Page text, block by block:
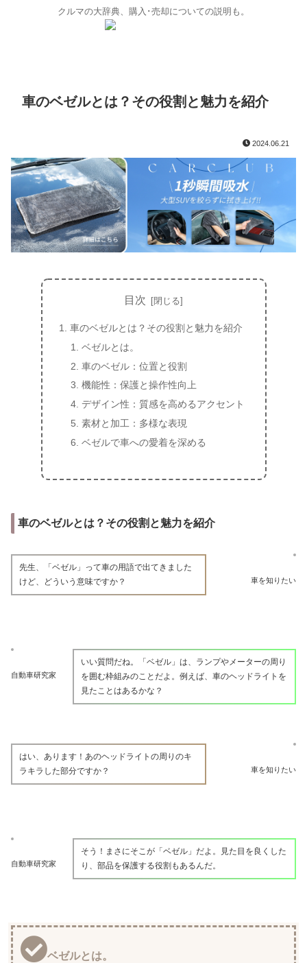
クルマの大辞典、購入･売却についての説明も。
車のベゼルとは？その役割と魅力を紹介
2024.06.21
目次
車のベゼルとは？その役割と魅力を紹介
ベゼルとは。
車のベゼル：位置と役割
機能性：保護と操作性向上
デザイン性：質感を高めるアクセント
素材と加工：多様な表現
ベゼルで車への愛着を深める
車のベゼルとは？その役割と魅力を紹介
車を知りたい
先生、「ベゼル」って車の用語で出てきました
けど、どういう意味ですか？
自動車研究家
いい質問だね。「ベゼル」は、ランプやメーターの周り
を囲む枠組みのことだよ。例えば、車のヘッドライトを
見たことはあるかな？
車を知りたい
はい、あります！あのヘッドライトの周りのキ
ラキラした部分ですか？
自動車研究家
そう！まさにそこが「ベゼル」だよ。見た目を良くした
り、部品を保護する役割もあるんだ。
ベゼルとは。